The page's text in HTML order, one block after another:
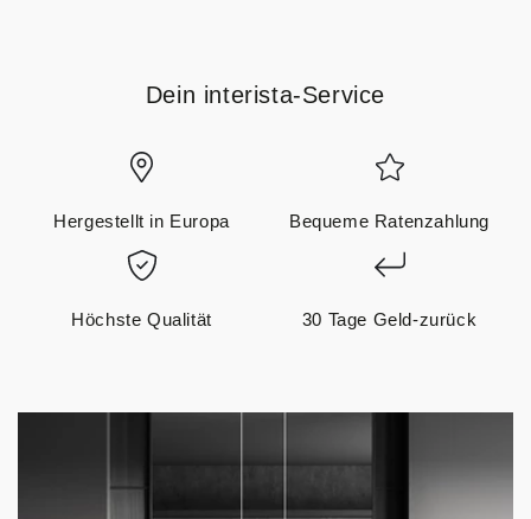
Dein interista-Service
Hergestellt in Europa Bequeme Ratenzahlung
Höchste Qualität 30 Tage Geld-zurück